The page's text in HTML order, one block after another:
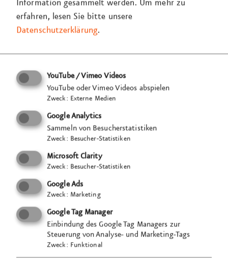
sowohl inhouse als auch mit unserem Netzwerk
regionaler Dienstleister um. Nach dem Aufbau vor
Ort wird die Installation mit einer technischen
übergeben.
Ausstellung historische Tiefe, spielerische
Leichtigkeit und eine durchdachte Raum­
gerecht wird.
Information gesammelt werden. Um mehr zu
erfahren, lesen Sie bitte unsere
Datenschutzerklärung.
YouTube / Vimeo Videos
YouTube oder Vimeo Videos abspielen
Zweck: Externe Medien
Google Analytics
Sammeln von Besucherstatistiken
Zweck: Besucher-Statistiken
Microsoft Clarity
Zweck: Besucher-Statistiken
Google Ads
Zweck: Marketing
Google Tag Manager
Einbindung des Google Tag Managers zur
Steuerung von Analyse- und Marketing-Tags
Zweck: Funktional